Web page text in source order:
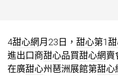
4甜心網月23日， 甜心第1
進出口商甜心品買甜心網賣
在廣甜心州琶洲展館第甜心